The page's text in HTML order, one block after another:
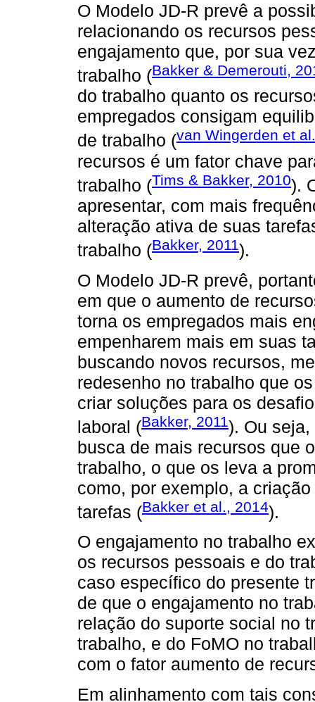
O Modelo JD-R prevê a
relacionando os recursos
engajamento que, por sua
trabalho (Bakker & Demerouti,
do trabalho quanto os
empregados consigam
de trabalho (van Wingerden et
recursos é um fator chave
trabalho (Tims & Bakker, 2010).
apresentar, com mais
alteração ativa de suas
trabalho (Bakker, 2011).
O Modelo JD-R prevê,
em que o aumento de
torna os empregados mais
empenharem mais em suas
buscando novos recursos,
redesenho no trabalho que
criar soluções para os
laboral (Bakker, 2011). Ou
busca de mais recursos que
trabalho, o que os leva a
como, por exemplo, a
tarefas (Bakker et al., 2014).
O engajamento no trabalho
os recursos pessoais e do
caso específico do presente
de que o engajamento no
relação do suporte social no
trabalho, e do FoMO no
com o fator aumento de
Em alinhamento com tais